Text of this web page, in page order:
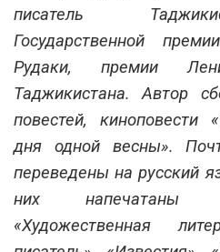
писатель
Государственной
Рудаки, премии
Таджикистана. Автор
повестей, киноповести
дня одной весны».
переведены на русский
них напечатаны
«Художественная